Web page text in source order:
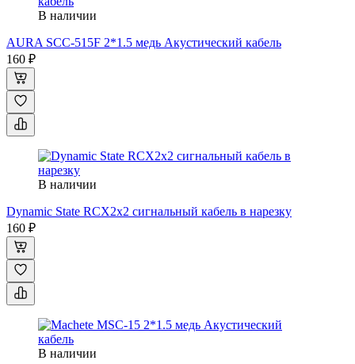
В наличии
AURA SCC-515F 2*1.5 медь Акустический кабель
160 ₽
В наличии
Dynamic State RCX2x2 сигнальный кабель в нарезку
160 ₽
В наличии